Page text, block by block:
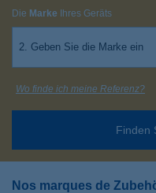
Die Marke Ihres Geräts
2. Geben Sie die Marke ein
Finden
Wo finde ich meine Referenz?
Nos marques de